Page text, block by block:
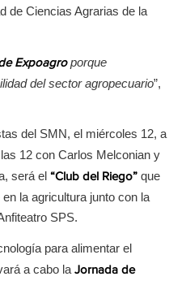
de Ciencias Agrarias de la
Expoagroporque
del sector agropecuario”,
del SMN, el miércoles 12, a
12 con Carlos Melconian y
será el “Club del Riego” que
la agricultura junto con la
SPS.
para alimentar el
a cabo la Jornada de